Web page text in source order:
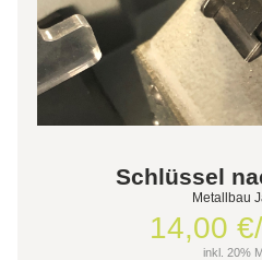
Schlüssel
Metallbau
14,00
inkl. 20%